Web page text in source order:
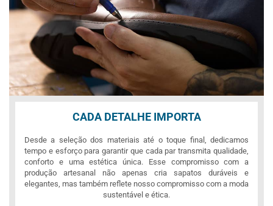
CADA DETALHE IMPORTA
Desde a seleção dos materiais até o toque final, dedicamos
tempo e esforço para garantir que cada par transmita qualidade,
conforto e uma estética única. Esse compromisso com a
produção artesanal não apenas cria sapatos duráveis e
elegantes, mas também reflete nosso compromisso com a moda
sustentável e ética.